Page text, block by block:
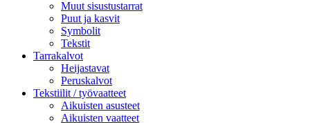
Muut sisustustarrat
Puut ja kasvit
Symbolit
Tekstit
Tarrakalvot
Heijastavat
Peruskalvot
Tekstiilit / työvaatteet
Aikuisten asusteet
Aikuisten vaatteet